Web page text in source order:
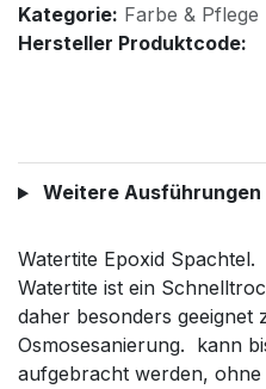
Kategorie: Farbe & Pflege
Hersteller Produktcode:
Weitere
Watertite Epoxid Spachtel.
Watertite ist ein
daher besonders geeignet
Osmosesanierung. kann
aufgebracht werden, ohne